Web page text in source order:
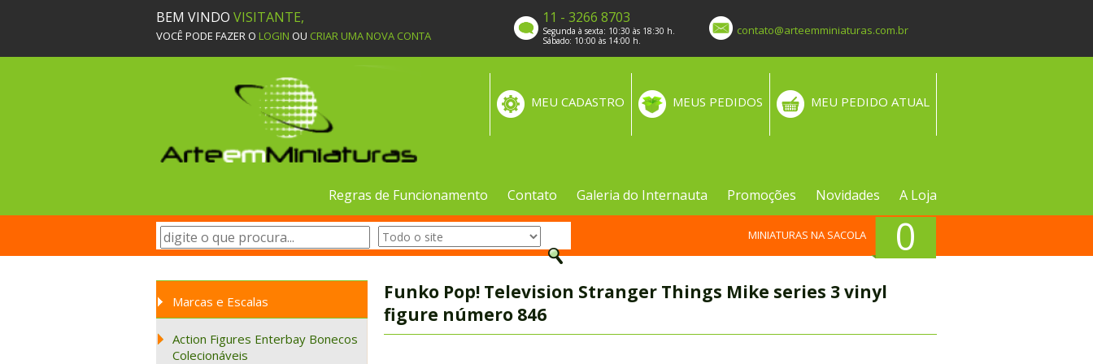
BEM VINDO VISITANTE,
VOCÊ PODE FAZER O LOGIN OU CRIAR UMA NOVA CONTA
11 - 3266 8703
Segunda à sexta: 10:30 às 18:30 h.
Sábado: 10:00 às 14:00 h.
contato@arteemminiaturas.com.br
MEU PEDIDO ATUAL
MEUS PEDIDOS
MEU CADASTRO
Regras de Funcionamento Contato Galeria do Internauta Promoções Novidades A Loja
0
MINIATURAS NA SACOLA
Marcas e Escalas
Action Figures Enterbay Bonecos
Colecionáveis
Funko Pop! Television Stranger Things Mike series 3 vinyl
figure número 846